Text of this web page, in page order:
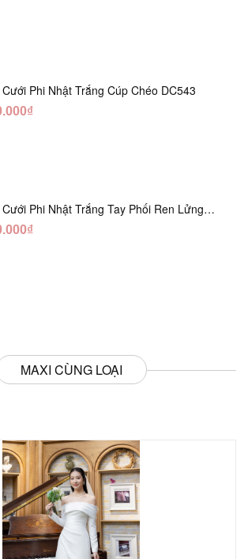
Cưới Phi Nhật Trắng Cúp Chéo DC543
Cưới Phi Nhật Trắng Tay Phối Ren Lửng
MAXI CÙNG LOẠI